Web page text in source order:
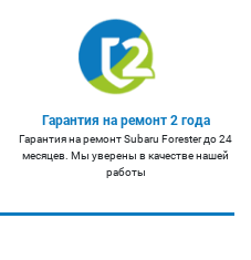
Гарантия на ремонт 2 года
Гарантия на ремонт Subaru Forester до 24
месяцев. Мы уверены в качестве нашей
работы